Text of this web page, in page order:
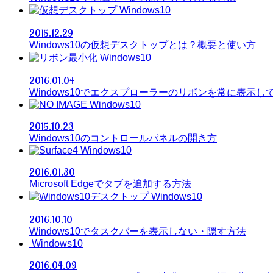
Windows10
2015.12.29
Windows10の仮想デスクトップとは？概要と使い方
Windows10
2016.01.04
Windows10でエクスプローラーのリボンを常に表示し
Windows10
2015.10.23
Windows10のコントロールパネルの開き方
Windows10
2016.01.30
Microsoft Edgeでタブを追加する方法
Windows10
2016.10.10
Windows10でタスクバーを表示しない・隠す方法
Windows10
2016.04.09